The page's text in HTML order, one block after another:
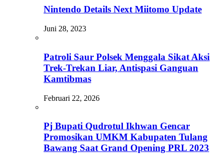
Nintendo Details Next Miitomo Update
Juni 28, 2023
Patroli Saur Polsek Menggala Sikat Aksi
Trek-Trekan Liar, Antispasi Ganguan
Kamtibmas
Februari 22, 2026
Pj Bupati Qudrotul Ikhwan Gencar
Promosikan UMKM Kabupaten Tulang
Bawang Saat Grand Opening PRL 2023